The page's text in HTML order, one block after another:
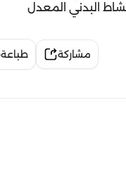
البدني المعدل
مشاركة طباعة